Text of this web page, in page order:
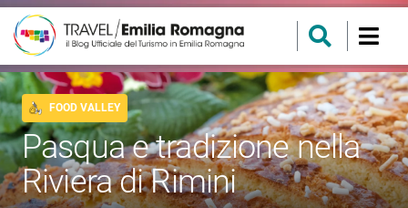
FOOD VALLEY
Pasqua e tradizione nella
Riviera di Rimini